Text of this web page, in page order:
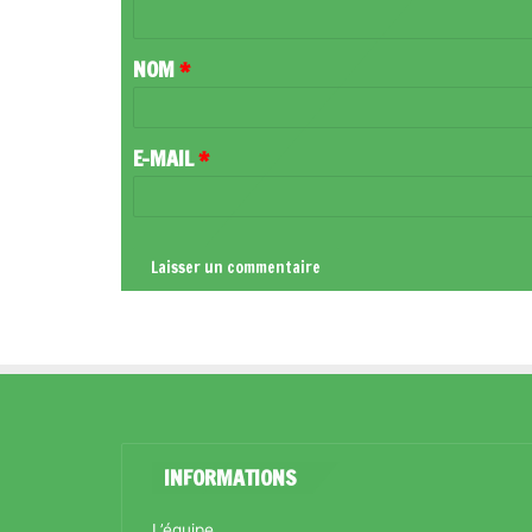
A
R
NOM*
E-MAIL*
INFORMATIONS